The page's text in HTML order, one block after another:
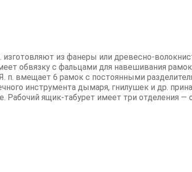
из фанеры или древесно-
обвязку с фальцами для навешивания рамок
п. вмещает 6 рамок с постоянными
инструмента дымаря, гнилушек и др.
Рабочий ящик-табурет имеет три отделения —